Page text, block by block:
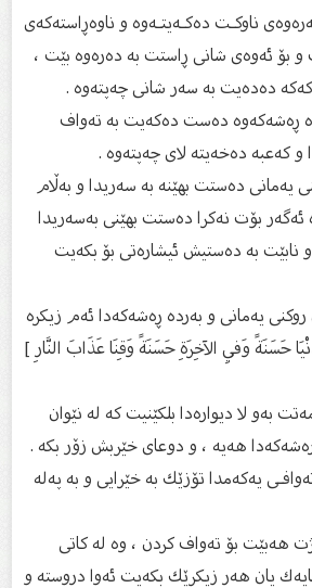
ناوكـت دەكـەیتـەوە و ناوەڕاستەكەی
بۆ ئەوەی شانی ڕاستت بە دەرەوە بێت ،
دەدەیت بە سەر شانی چەپتەوە .
ڕەشەكەوە دەست دەكەیت بە تەواف
كەعبە دەخەیتە لای چەپتەوە .
یەمانی دەستت بهێنە بە سەریدا و بەڵام
بۆت نەكرا دەستت بهێنی بەسەریدا
بە دەستیش ئیشارەتی بۆ بكەیت
یەمانی و بەردە ڕەشەكەدا ئەم زیكرە
حَسَنَةً وَفِي الآخِرَةِ حَسَنَةً وَقِنَا عَذَابَ النَّارِ ]
لا دیوارەدا بلكێنیت كە لە نێوان
هەیە ، و دوعای خێربش زۆر بكە .
یەكەمدا تۆزێك بە خێرایی و بە پەلە
هەبێت بۆ تەواف كردن ، وە لە كاتی
یان هەر زیكرێك بكەیت ئەوا دروستە و